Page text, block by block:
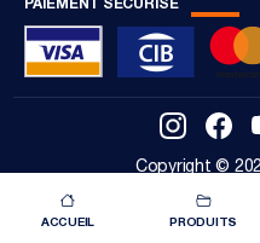
Copyright ©
ACCUEIL PRODUITS